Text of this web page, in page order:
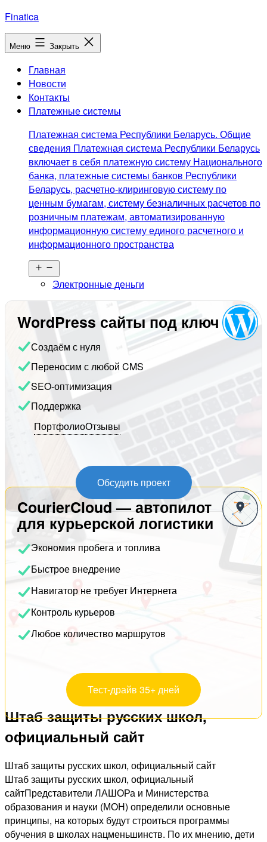
Перейти
к
содержимому
Finatica
Меню Закрыть
Главная
Новости
Контакты
Платежные системы
Платежная система Республики Беларусь. Общие
сведения Платежная система Республики Беларусь
включает в себя платежную систему Национального
банка, платежные системы банков Республики
Беларусь, расчетно-клиринговую систему по
ценным бумагам, систему безналичных расчетов по
розничным платежам, автоматизированную
информационную систему единого расчетного и
информационного пространства
меню
Электронные деньги
WordPress сайты под ключ
Создаём с нуля
Переносим с любой CMS
SEO-оптимизация
Поддержка
ПортфолиоОтзывы
Обсудить проект
CourierCloud — автопилот
для курьерской логистики
Экономия пробега и топлива
Быстрое внедрение
Навигатор не требует Интернета
Контроль курьеров
Любое количество маршрутов
Тест-драйв 35+ дней
Штаб защиты русских школ,
официальный сайт
Штаб защиты русских школ, официальный сайт
Штаб защиты русских школ, официальный
сайтПредставители ЛАШОРа и Министерства
образования и науки (МОН) определили основные
принципы, на которых будут строиться программы
обучения в школах нацменьшинств. По их мнению, дети